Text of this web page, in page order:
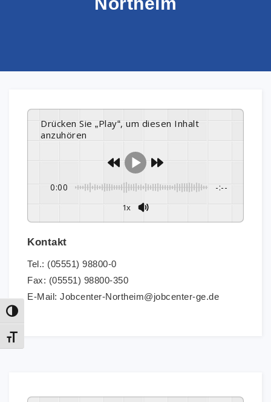
Umschalten auf hohe Kontraste
Schrift vergrößern
Drücken Sie „Play“, um diesen Inhalt
anzuhören
0:00 -:--
1x
Kontakt
Tel.: (05551) 98800-0
Fax: (05551) 98800-350
E-Mail: Jobcenter-Northeim@jobcenter-ge.de